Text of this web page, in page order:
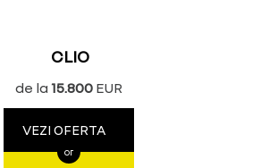
CLIO
de la 15.800 EUR
VEZI OFERTA
or